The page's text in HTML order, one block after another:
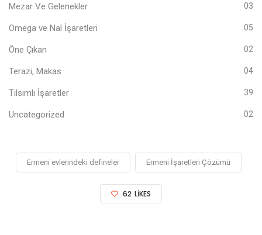
Mezar Ve Gelenekler 03
Omega ve Nal İşaretleri 05
Öne Çıkan 02
Terazi, Makas 04
Tılsımlı İşaretler 39
Uncategorized 02
Ermeni evlerindeki defineler Ermeni İşaretleri Çözümü
62 LIKES